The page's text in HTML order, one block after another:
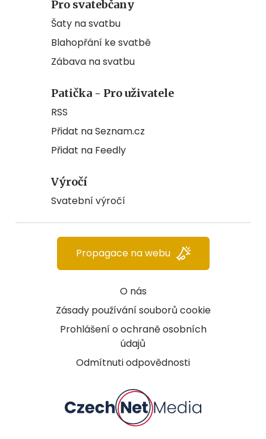
Pro svatebčany
Šaty na svatbu
Blahopřání ke svatbě
Zábava na svatbu
Patička - Pro uživatele
RSS
Přidat na Seznam.cz
Přidat na Feedly
Výročí
Svatební výročí
O nás
Zásady používání souborů cookie
Prohlášení o ochraně osobních
údajů
Odmítnuti odpovědnosti
Propagace na webu